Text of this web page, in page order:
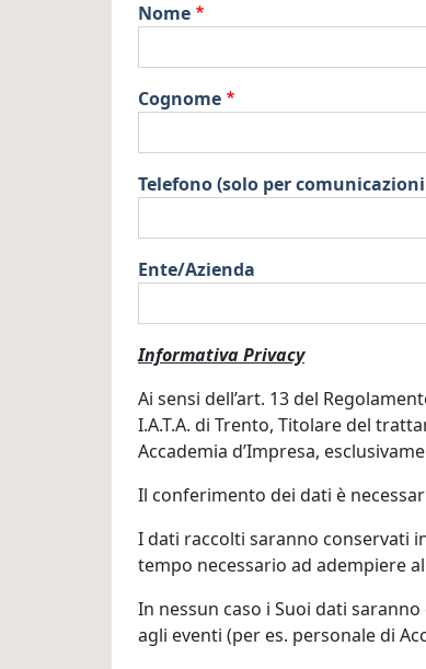
Nome
Cognome
Telefono (solo per
Ente/Azienda
Informativa Privacy
Ai sensi dell’art. 13 del
I.A.T.A. di Trento, Titolare del
Accademia d’Impresa,
Il conferimento dei dati è
I dati raccolti saranno conservati
tempo necessario ad adempiere
In nessun caso i Suoi dati
agli eventi (per es. personale di